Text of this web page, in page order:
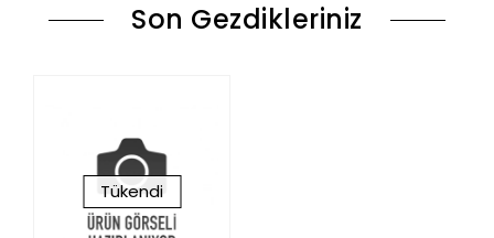
Son Gezdikleriniz
Tükendi